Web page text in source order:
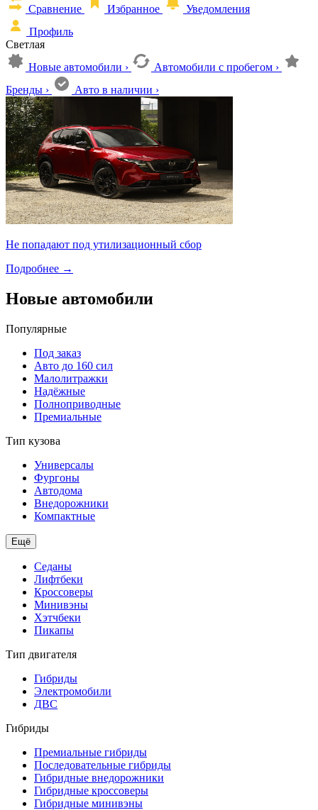
Сравнение Избранное
Уведомления
Профиль
Светлая
Новые автомобили › Автомобили с пробегом ›
Бренды › Авто в наличии ›
Не попадают под утилизационный сбор
Подробнее →
Новые автомобили
Популярные
Под заказ
Авто до 160 сил
Малолитражки
Надёжные
Полноприводные
Премиальные
Тип кузова
Универсалы
Фургоны
Автодома
Внедорожники
Компактные
Ещё
Седаны
Лифтбеки
Кроссоверы
Минивэны
Хэтчбеки
Пикапы
Тип двигателя
Гибриды
Электромобили
ДВС
Гибриды
Премиальные гибриды
Последовательные гибриды
Гибридные внедорожники
Гибридные кроссоверы
Гибридные минивэны